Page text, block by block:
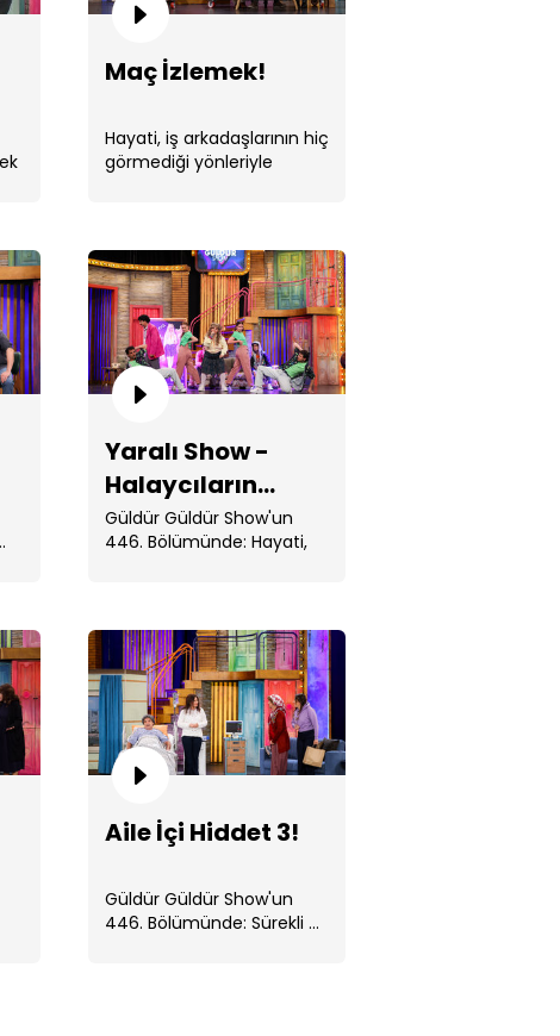
Erkek Ortamı!
Stand Up!
Maç İzlemek!
Hayati, iş arkadaşlarının hiç
görmediği yönleriyle
Yaralı Show -
Halaycıların
İsyanı!
Güldür Güldür Show'un
446. Bölümünde: Hayati,
Aile İçi Hiddet 3!
Güldür Güldür Show'un
446. Bölümünde: Sürekli ...